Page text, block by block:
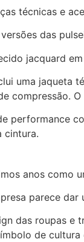
técnicas e
das
jacquard
uma jaqueta
compressão.
performance
cintura.
anos
parece
das roupas e
de